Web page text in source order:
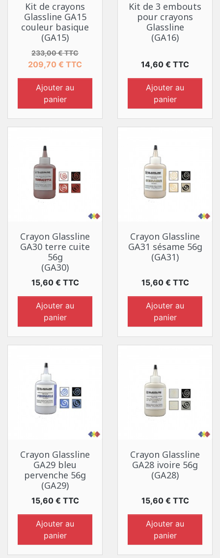
Kit de crayons
Glassline GA15
couleur basique
(GA15)
Prix de base
233,00 € TTCPrix
209,70 € TTC
Ajouter au
panier
Kit de 3 embouts
pour crayons
Glassline
(GA16)
Prix
14,60 € TTC
Ajouter au
panier
Crayon Glassline
GA30 terre cuite
56g
(GA30)
Prix
15,60 € TTC
Ajouter au
panier
Crayon Glassline
GA31 sésame 56g
(GA31)
Prix
15,60 € TTC
Ajouter au
panier
Crayon Glassline
GA29 bleu
pervenche 56g
(GA29)
Prix
15,60 € TTC
Ajouter au
panier
Crayon Glassline
GA28 ivoire 56g
(GA28)
Prix
15,60 € TTC
Ajouter au
panier